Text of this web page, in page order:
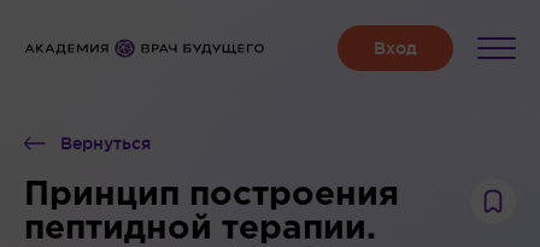
Вернуться
Принцип построения
пептидной терапии.